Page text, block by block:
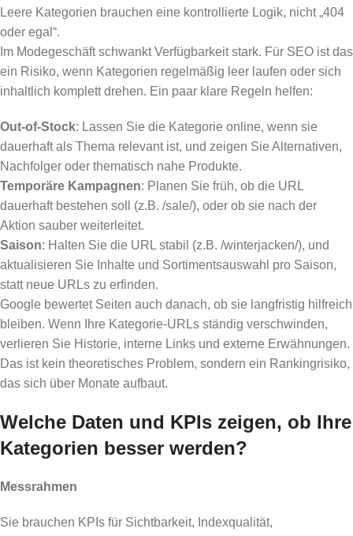
Leere Kategorien brauchen eine kontrollierte Logik, nicht „404
oder egal“.
Im Modegeschäft schwankt Verfügbarkeit stark. Für SEO ist das
ein Risiko, wenn Kategorien regelmäßig leer laufen oder sich
inhaltlich komplett drehen. Ein paar klare Regeln helfen:
Out-of-Stock: Lassen Sie die Kategorie online, wenn sie
dauerhaft als Thema relevant ist, und zeigen Sie Alternativen,
Nachfolger oder thematisch nahe Produkte.
Temporäre Kampagnen: Planen Sie früh, ob die URL
dauerhaft bestehen soll (z.B. /sale/), oder ob sie nach der
Aktion sauber weiterleitet.
Saison: Halten Sie die URL stabil (z.B. /winterjacken/), und
aktualisieren Sie Inhalte und Sortimentsauswahl pro Saison,
statt neue URLs zu erfinden.
Google bewertet Seiten auch danach, ob sie langfristig hilfreich
bleiben. Wenn Ihre Kategorie-URLs ständig verschwinden,
verlieren Sie Historie, interne Links und externe Erwähnungen.
Das ist kein theoretisches Problem, sondern ein Rankingrisiko,
das sich über Monate aufbaut.
Welche Daten und KPIs zeigen, ob Ihre
Kategorien besser werden?
Messrahmen
Sie brauchen KPIs für Sichtbarkeit, Indexqualität,